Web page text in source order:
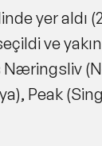
yer aldı
ve
Næringsliv
Peak